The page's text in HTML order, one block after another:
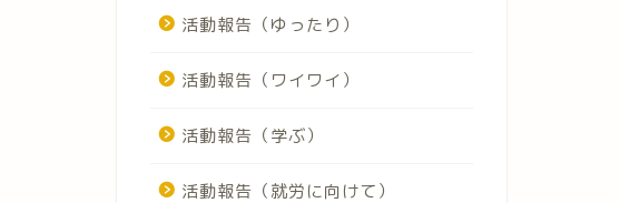
活動報告（ゆったり）
活動報告（ワイワイ）
活動報告（学ぶ）
活動報告（就労に向けて）